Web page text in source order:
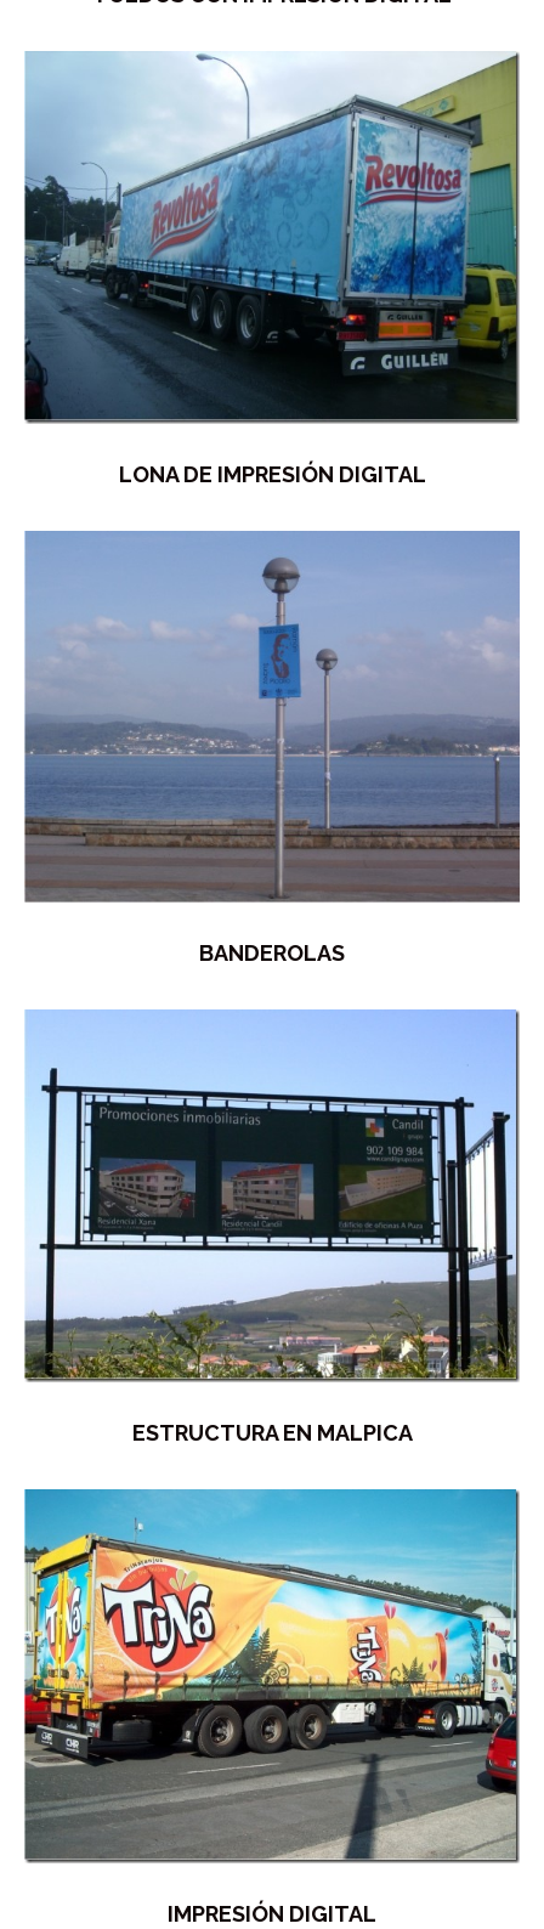
LONA DE IMPRESIÓN DIGITAL
BANDEROLAS
ESTRUCTURA EN MALPICA
IMPRESIÓN DIGITAL